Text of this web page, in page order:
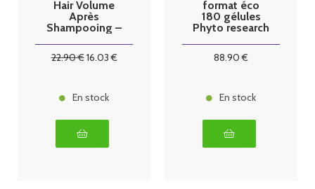
Hair Volume
Après
Shampooing –
22.90€16.03€
En stock
format éco
180 gélules
Phyto research
88.90 €
En stock